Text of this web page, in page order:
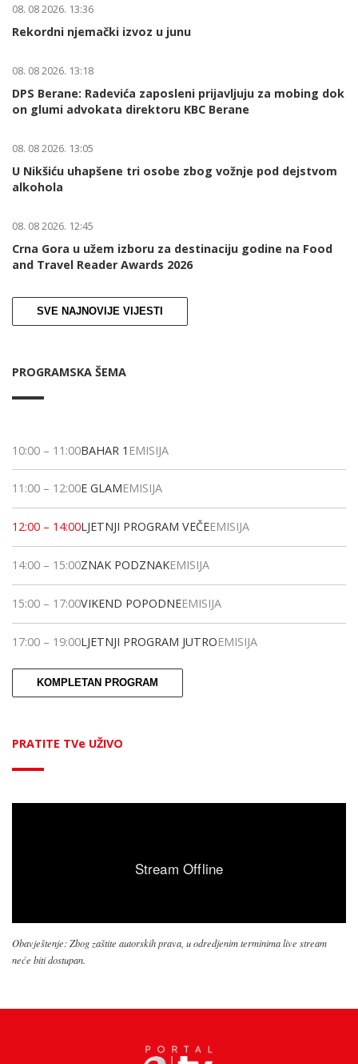
08. 08 2026. 13:36
Rekordni njemački izvoz u junu
08. 08 2026. 13:18
DPS Berane: Radevića zaposleni prijavljuju za mobing dok
on glumi advokata direktoru KBC Berane
08. 08 2026. 13:05
U Nikšiću uhapšene tri osobe zbog vožnje pod dejstvom
alkohola
08. 08 2026. 12:45
Crna Gora u užem izboru za destinaciju godine na Food
and Travel Reader Awards 2026
SVE NAJNOVIJE VIJESTI
PROGRAMSKA ŠEMA
10:00 – 11:00BAHAR 1 EMISIJA
11:00 – 12:00E GLAMEMISIJA
12:00 – 14:00LJETNJI PROGRAM VEČEEMISIJA
14:00 – 15:00ZNAK PODZNAKEMISIJA
15:00 – 17:00VIKEND POPODNEEMISIJA
17:00 – 19:00LJETNJI PROGRAM JUTROEMISIJA
KOMPLETAN PROGRAM
PRATITE TVe UŽIVO
Obavještenje: Zbog zaštite autorskih prava, u odredjenim terminima live stream
neće biti dostupan.